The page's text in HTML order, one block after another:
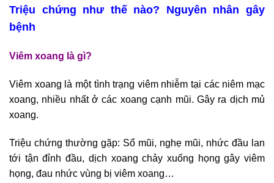
Triệu chứng như thế nào? Nguyên nhân gây
bệnh
Viêm xoang là gì?
Viêm xoang là một tình trạng viêm nhiễm tại các niêm mạc
xoang, nhiều nhất ở các xoang cạnh mũi. Gây ra dịch mủ
xoang.
Triệu chứng thường gặp: Sổ mũi, nghẹ mũi, nhức đầu lan
tới tận đỉnh đầu, dịch xoang chảy xuống họng gây viêm
họng, đau nhức vùng bị viêm xoang…